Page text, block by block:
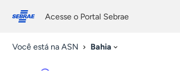
conosco
Acesse o Portal Sebrae
Você está na ASN Bahia